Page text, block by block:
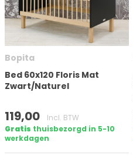
Aantal deuren
Matrasmaat (cm)
Hoogte
Bopita
Bed 60x120 Floris Mat
Zwart/Naturel
119,00
Incl. BTW
Gratis thuisbezorgd in 5-10
werkdagen